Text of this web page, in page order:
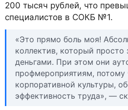
200 тысяч рублей, что
специалистов в СОКБ №1.
«Это прямо боль моя!
коллектив, который просто
деньгами. При этом они
профмероприятиям, потому
корпоративной культуры,
эффективность труда», —